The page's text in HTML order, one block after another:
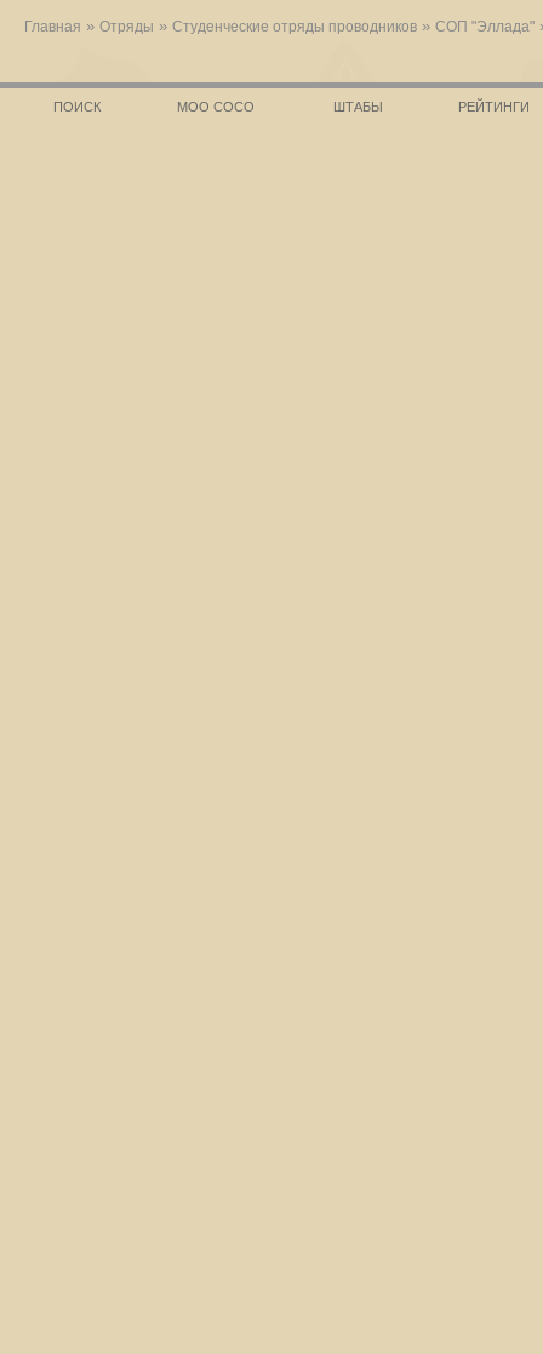
Главная » Отряды » Студенческие отряды проводников» СОП "Эллада"
ПОИСК МОО СОСО ШТАБЫ РЕЙТИНГИ